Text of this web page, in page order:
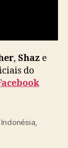
, Shaz e
do
Indonésia,